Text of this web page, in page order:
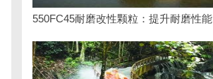
550FC45耐磨改性颗粒：提升耐磨性能